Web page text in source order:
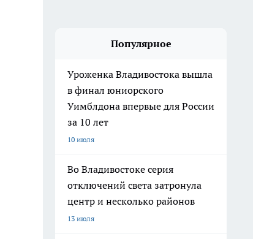
Популярное
Уроженка Владивостока вышла
в финал юниорского
Уимблдона впервые для России
за 10 лет
10 июля
Во Владивостоке серия
отключений света затронула
центр и несколько районов
13 июля